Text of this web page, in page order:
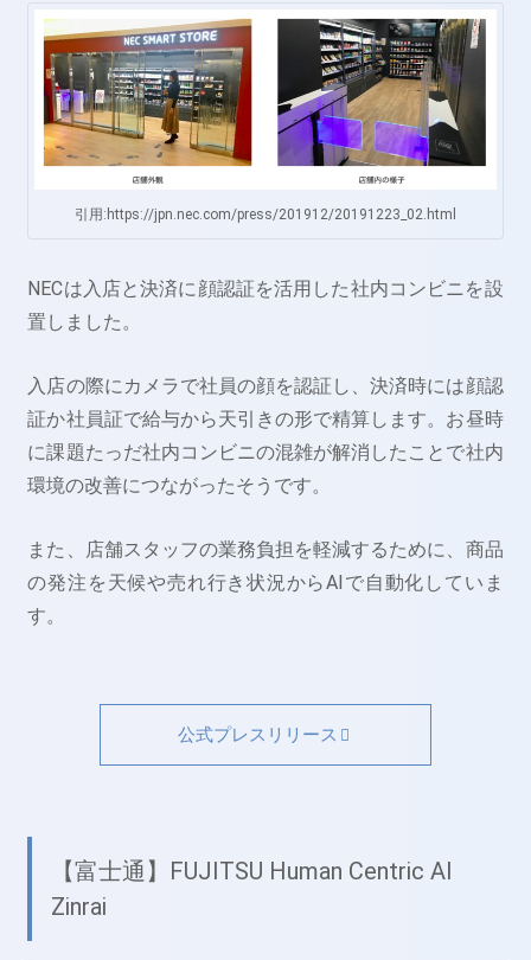
引用:https://jpn.nec.com/press/201912/20191223_02.html
NECは入店と決済に顔認証を活用した社内コンビニを設
置しました。
入店の際にカメラで社員の顔を認証し、決済時には顔認
証か社員証で給与から天引きの形で精算します。お昼時
に課題たっだ社内コンビニの混雑が解消したことで社内
環境の改善につながったそうです。
また、店舗スタッフの業務負担を軽減するために、商品
の発注を天候や売れ行き状況からAIで自動化していま
す。
公式プレスリリース
【富士通】FUJITSU Human Centric AI
Zinrai